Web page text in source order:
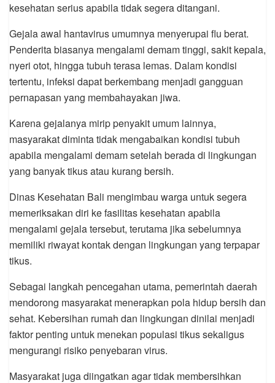
kesehatan serius apabila tidak segera ditangani.
Gejala awal hantavirus umumnya menyerupai flu berat.
Penderita biasanya mengalami demam tinggi, sakit kepala,
nyeri otot, hingga tubuh terasa lemas. Dalam kondisi
tertentu, infeksi dapat berkembang menjadi gangguan
pernapasan yang membahayakan jiwa.
Karena gejalanya mirip penyakit umum lainnya,
masyarakat diminta tidak mengabaikan kondisi tubuh
apabila mengalami demam setelah berada di lingkungan
yang banyak tikus atau kurang bersih.
Dinas Kesehatan Bali mengimbau warga untuk segera
memeriksakan diri ke fasilitas kesehatan apabila
mengalami gejala tersebut, terutama jika sebelumnya
memiliki riwayat kontak dengan lingkungan yang terpapar
tikus.
Sebagai langkah pencegahan utama, pemerintah daerah
mendorong masyarakat menerapkan pola hidup bersih dan
sehat. Kebersihan rumah dan lingkungan dinilai menjadi
faktor penting untuk menekan populasi tikus sekaligus
mengurangi risiko penyebaran virus.
Masyarakat juga diingatkan agar tidak membersihkan